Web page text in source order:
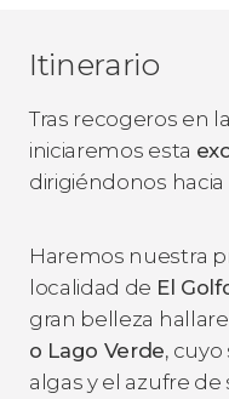
Itinerario
Tras recogeros en
iniciaremos esta
dirigiéndonos
Haremos nuestra
localidad de El
gran belleza
o Lago Verde,
algas y el azufre de